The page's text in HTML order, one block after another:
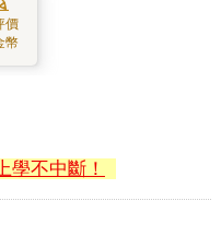
價
幣
學不中斷！